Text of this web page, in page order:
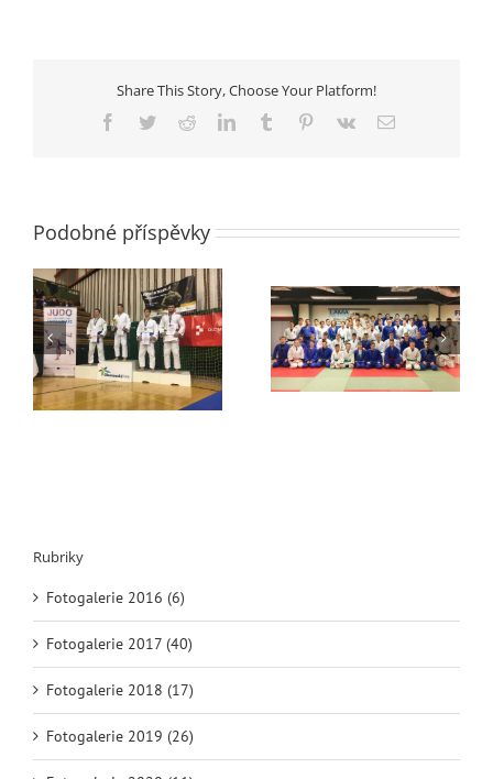
stříbro
z
dorostenců
Share This Story, Choose Your Platform!
Facebook
TwitterRedditLinkedInTumblr Pinterest
Vk
E-
Podobné příspěvky
Liberecký SCM sraz Extraliga
Rubriky
Fotogalerie 2016 (6)
Fotogalerie 2017 (40)
Fotogalerie 2018 (17)
Fotogalerie 2019 (26)